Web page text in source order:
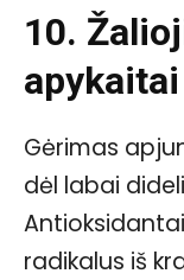
10.
apykaitai
Gėrimas
dėl labai
radikalus iš